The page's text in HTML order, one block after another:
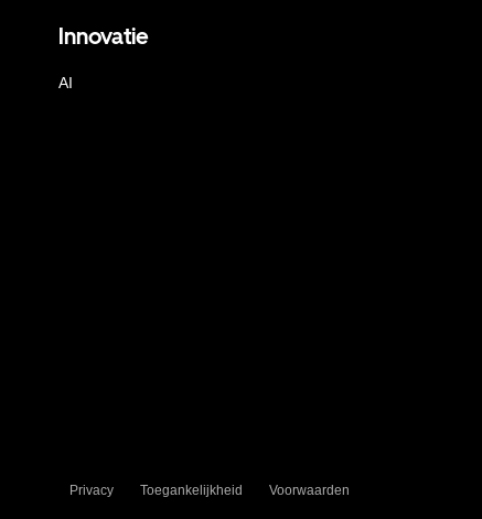
Innovatie
AI
Privacy Toegankelijkheid Voorwaarden